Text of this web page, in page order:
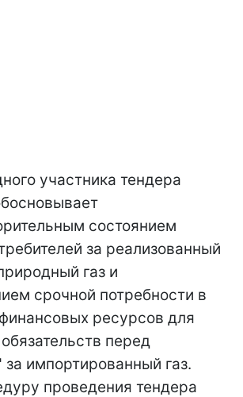
участника тендера
состоянием
за реализованный
газ и
срочной потребности в
ресурсов для
перед
импортированный газ.
проведения тендера